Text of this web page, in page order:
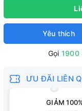
Yêu thích
Gọi 1900
ƯU ĐÃI LIÊN
GIẢM